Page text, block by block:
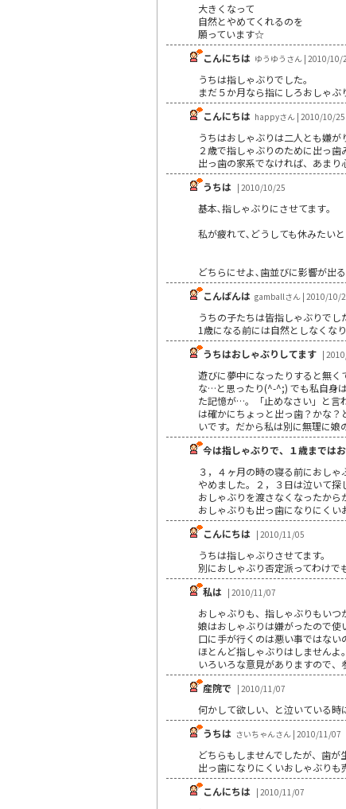
大きくなって
自然とやめてくれるのを
願っています☆
こんにちは ゆうゆうさん | 2010/10/
うちは指しゃぶりでした。
まだ５か月なら指にしろおしゃぶ
こんにちは happyさん | 2010/10/25
うちはおしゃぶりは二人とも嫌が
２歳で指しゃぶりのために出っ歯
出っ歯の家系でなければ、あまり
うちは | 2010/10/25
基本､指しゃぶりにさせてます｡
私が疲れて､どうしても休みたい
どちらにせよ､歯並びに影響が出
こんばんは gamballさん | 2010/10/
うちの子たちは皆指しゃぶりでし
1歳になる前には自然としなくなり
うちはおしゃぶりしてます |
遊びに夢中になったりすると無く
な…と思ったり(^-^;) でも私自身
た記憶が…。「止めなさい」と言
は確かにちょっと出っ歯？かな
いです。だから私は別に無理に娘
今は指しゃぶりで、１歳まではお
３，４ヶ月の時の寝る前におし
やめました。２，３日は泣いて探
おしゃぶりを渡さなくなったから
おしゃぶりも出っ歯になりにくい
こんにちは | 2010/11/05
うちは指しゃぶりさせてます。
別におしゃぶり否定派ってわけで
私は | 2010/11/07
おしゃぶりも、指しゃぶりもいつ
娘はおしゃぶりは嫌がったので使
口に手が行くのは悪い事ではない
ほとんど指しゃぶりはしませんよ。
いろいろな意見がありますので、
産院で | 2010/11/07
何かして欲しい、と泣いている時
うちは さいちゃんさん | 2010/11/07
どちらもしませんでしたが、歯
出っ歯になりにくいおしゃぶり
こんにちは | 2010/11/07